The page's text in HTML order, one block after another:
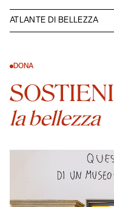
ATLANTE DI BELLEZZA
DONA
SOSTIENI
la bellezza